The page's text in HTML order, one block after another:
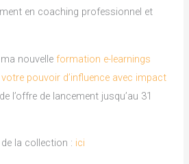
en coaching professionnel et
ma nouvelleformation e-learnings
pouvoir d’influence avec impact
l’offre de lancement jusqu’au 31
de la collection : ici